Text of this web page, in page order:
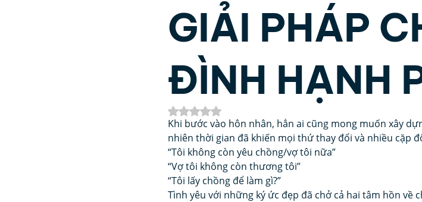
Phát Triển Bản Thân Nhân Tướng Học Lãnh Đạo
Kinh Dịch Thần số học và DISC Trí tuệ cảm xúc
GIẢI PHÁP
ĐÌNH HẠNH
Đã xếp hạng NaN/5 sao.
Khi bước vào hôn nhân, hẳn ai cũng mong muốn xây
nhiên thời gian đã khiến mọi thứ thay đổi và nhiều cặp
“Tôi không còn yêu chồng/vợ tôi nữa”
“Vợ tôi không còn thương tôi”
“Tôi lấy chồng để làm gì?”
Tình yêu với những ký ức đẹp đã chở cả hai tâm hồn về